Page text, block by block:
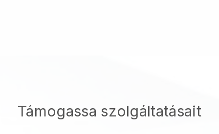
Támogassa szolgáltatásait